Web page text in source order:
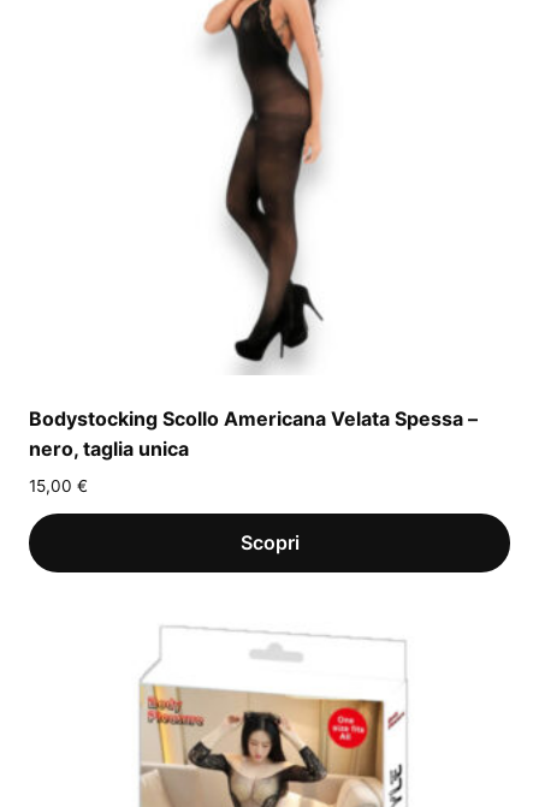
Bodystocking Scollo Americana Velata Spessa –
nero, taglia unica
15,00 €